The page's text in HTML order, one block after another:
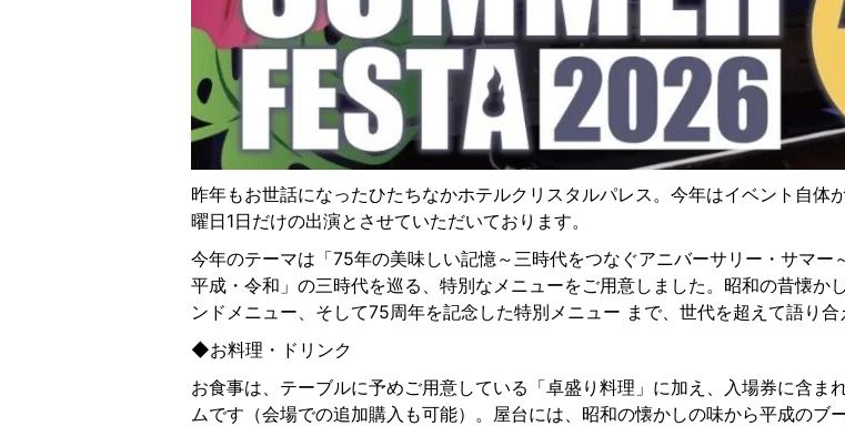
昨年もお世話になったひたちなかホテルクリスタルパレス。今年はイベント自体
曜日1日だけの出演とさせていただいております。
今年のテーマは「75年の美味しい記憶～三時代をつなぐアニバーサリー・サマー
平成・令和」の三時代を巡る、特別なメニューをご用意しました。昭和の昔懐か
ンドメニュー、そして75周年を記念した特別メニュー まで、世代を超えて語り合
◆お料理・ドリンク
お食事は、テーブルに予めご用意している「卓盛り料理」に加え、入場券に含
ムです（会場での追加購入も可能）。屋台には、昭和の懐かしの味から平成の